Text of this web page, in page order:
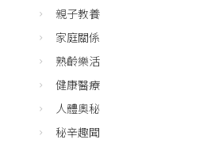
親子教養
家庭關係
熟齡樂活
健康醫療
人體奧秘
秘辛趣聞